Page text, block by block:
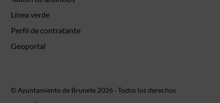
Línea verde
Perfil de contratante
Geoportal
© Ayuntamiento de Brunete 2026 · Todos los derechos